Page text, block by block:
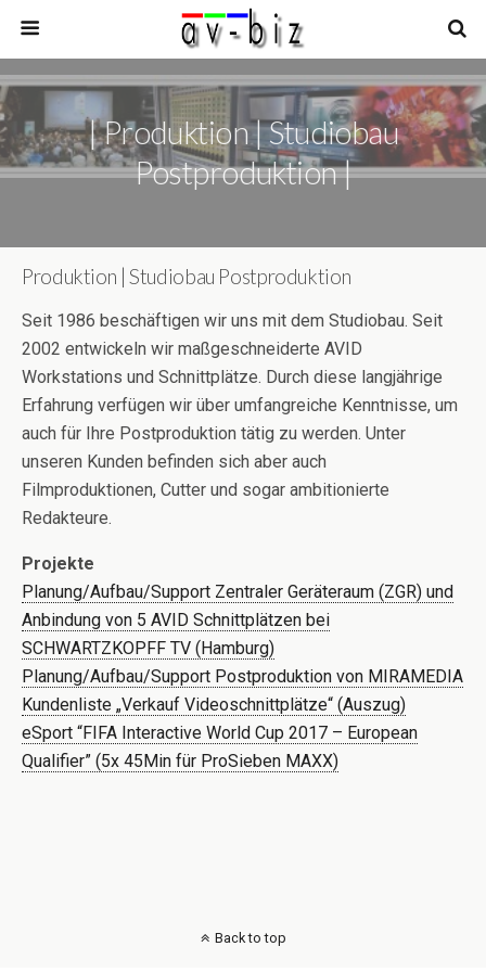
| Produktion | Studiobau
Postproduktion |
Produktion | Studiobau Postproduktion
Seit 1986 beschäftigen wir uns mit dem Studiobau. Seit
2002 entwickeln wir maßgeschneiderte AVID
Workstations und Schnittplätze. Durch diese langjährige
Erfahrung verfügen wir über umfangreiche Kenntnisse, um
auch für Ihre Postproduktion tätig zu werden. Unter
unseren Kunden befinden sich aber auch
Filmproduktionen, Cutter und sogar ambitionierte
Redakteure.
Projekte
Planung/Aufbau/Support Zentraler Geräteraum (ZGR) und
Anbindung von 5 AVID Schnittplätzen bei
SCHWARTZKOPFF TV (Hamburg)
Planung/Aufbau/Support Postproduktion von MIRAMEDIA
Kundenliste „Verkauf Videoschnittplätze“ (Auszug)
eSport “FIFA Interactive World Cup 2017 – European
Qualifier” (5x 45Min für ProSieben MAXX)
Back to top